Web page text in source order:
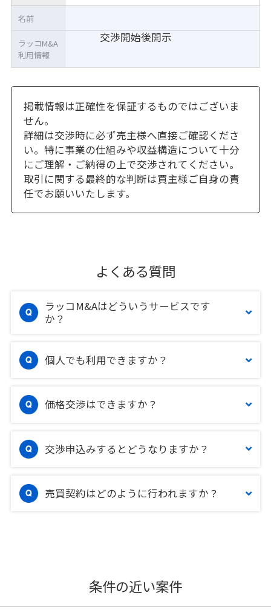
交渉開始後開示
名前
ラッコM&A
利用情報
掲載情報は正確性を保証するものではございま
せん。
詳細は交渉時に必ず売主様へ直接ご確認くださ
い。特に事業の仕組みや収益構造について十分
にご理解・ご納得の上で交渉されてください。
取引に関する最終的な判断は買主様ご自身の責
任でお願いいたします。
よくある質問
ラッコM&Aはどういうサービスです
か？
個人でも利用できますか？
価格交渉はできますか？
交渉申込みするとどうなりますか？
売買契約はどのように行われますか？
条件の近い案件